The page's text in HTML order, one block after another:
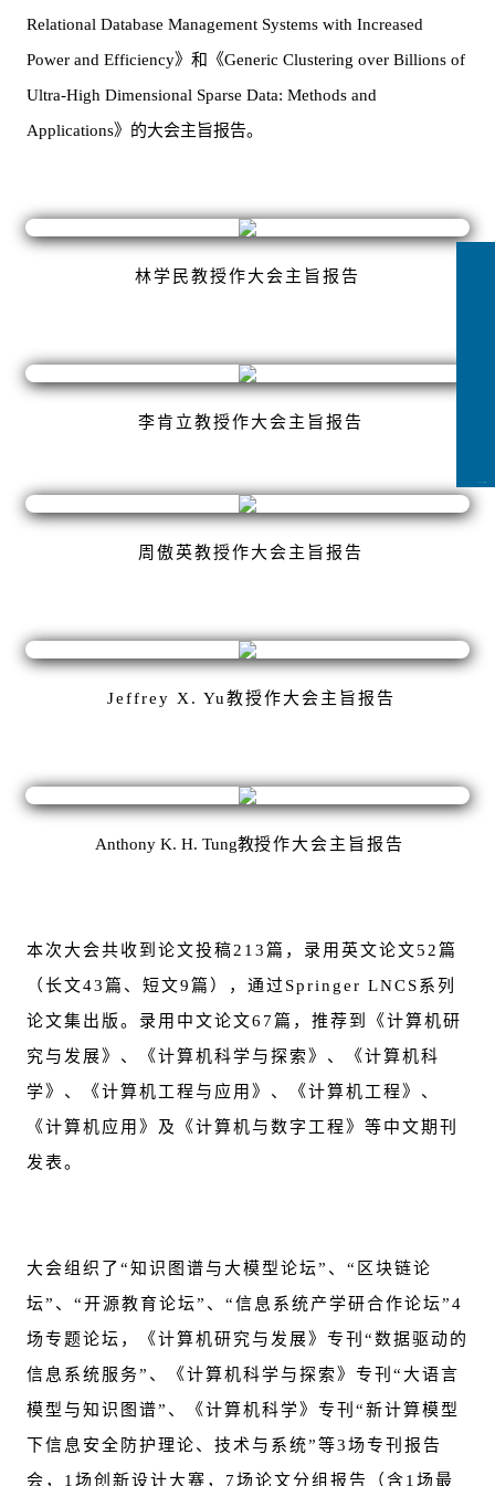
Relational Database Management Systems with Increased
Power and Efficiency》和《Generic Clustering over Billions of
Ultra-High Dimensional Sparse Data: Methods and
Applications》的大会主旨报告。
林学民教授作大会主旨报告
李肯立教授作大会主旨报告
周傲英教授作大会主旨报告
Jeffrey X. Yu教授作大会主旨报告
Anthony K. H. Tung教授作大会主旨报告
本次大会共收到论文投稿213篇，录用英文论文52篇
（长文43篇、短文9篇），通过Springer LNCS系列
论文集出版。录用中文论文67篇，推荐到《计算机研
究与发展》、《计算机科学与探索》、《计算机科
学》、《计算机工程与应用》、《计算机工程》、
《计算机应用》及《计算机与数字工程》等中文期刊
发表。
大会组织了“知识图谱与大模型论坛”、“区块链论
坛”、“开源教育论坛”、“信息系统产学研合作论坛”4
场专题论坛，《计算机研究与发展》专刊“数据驱动的
信息系统服务”、《计算机科学与探索》专刊“大语言
模型与知识图谱”、《计算机科学》专刊“新计算模型
下信息安全防护理论、技术与系统”等3场专刊报告
会，1场创新设计大赛，7场论文分组报告（含1场最